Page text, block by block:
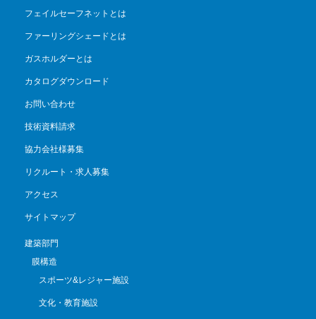
フェイルセーフネットとは
ファーリングシェードとは
ガスホルダーとは
カタログダウンロード
お問い合わせ
技術資料請求
協力会社様募集
リクルート・求人募集
アクセス
サイトマップ
建築部門
膜構造
スポーツ&レジャー施設
文化・教育施設